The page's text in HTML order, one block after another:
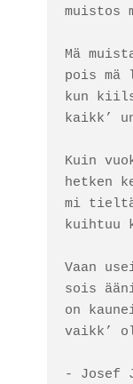
muistos
Mä
pois mä
kun
kaikk’
Kuin
hetken
mi tieltä
kuihtuu
Vaan
sois
on
vaikk’
- Josef